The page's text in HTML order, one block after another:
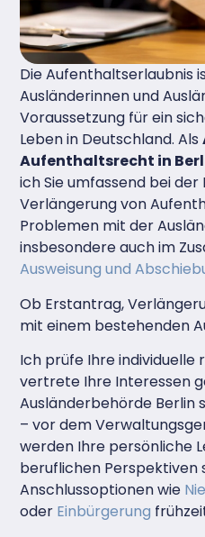
Die Aufenthaltserlaubnis
Ausländerinnen und
Voraussetzung für ein
Leben in Deutschland. Als
Aufenthaltsrecht in
ich Sie umfassend bei
Verlängerung von
Problemen mit der
insbesondere auch im
Ausweisung und
Ob Erstantrag,
mit einem bestehenden
Ich prüfe Ihre individuelle
vertrete Ihre Interessen
Ausländerbehörde Berlin
– vor dem
werden Ihre persönliche
beruflichen Perspektiven
Anschlussoptionen wie
oder Einbürgerung